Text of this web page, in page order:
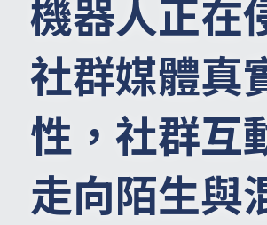
搜索
email聯絡
機器人正在
社群媒體真
性，社群互
走向陌生與